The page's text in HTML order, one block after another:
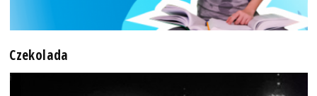
Czekolada